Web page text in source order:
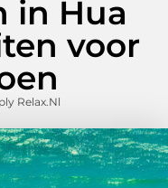
in Hua
voor
Relax.nl